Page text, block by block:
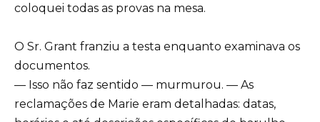
coloquei todas as provas na mesa.
O Sr. Grant franziu a testa enquanto examinava os
documentos.
— Isso não faz sentido — murmurou. — As
reclamações de Marie eram detalhadas: datas,